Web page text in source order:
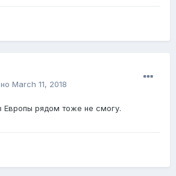
March 11, 2018
рядом тоже не смогу.